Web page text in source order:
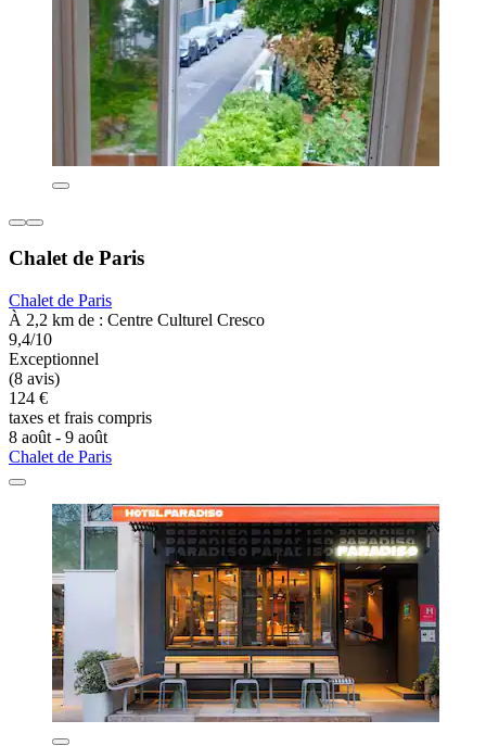
Chalet de Paris
Chalet de Paris
À 2,2 km de : Centre Culturel Cresco
9,4/10
Exceptionnel
(8 avis)
124 €
taxes et frais compris
8 août - 9 août
Chalet de Paris